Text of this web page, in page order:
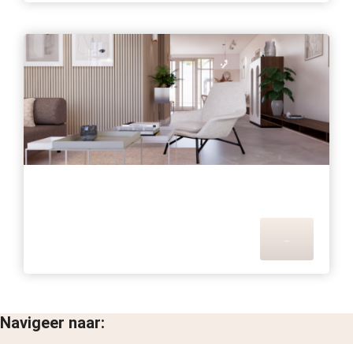
-
Navigeer naar: